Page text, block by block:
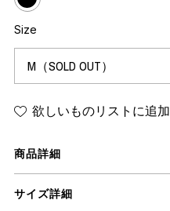
Size
欲しいものリストに追加
商品詳細
サイズ詳細